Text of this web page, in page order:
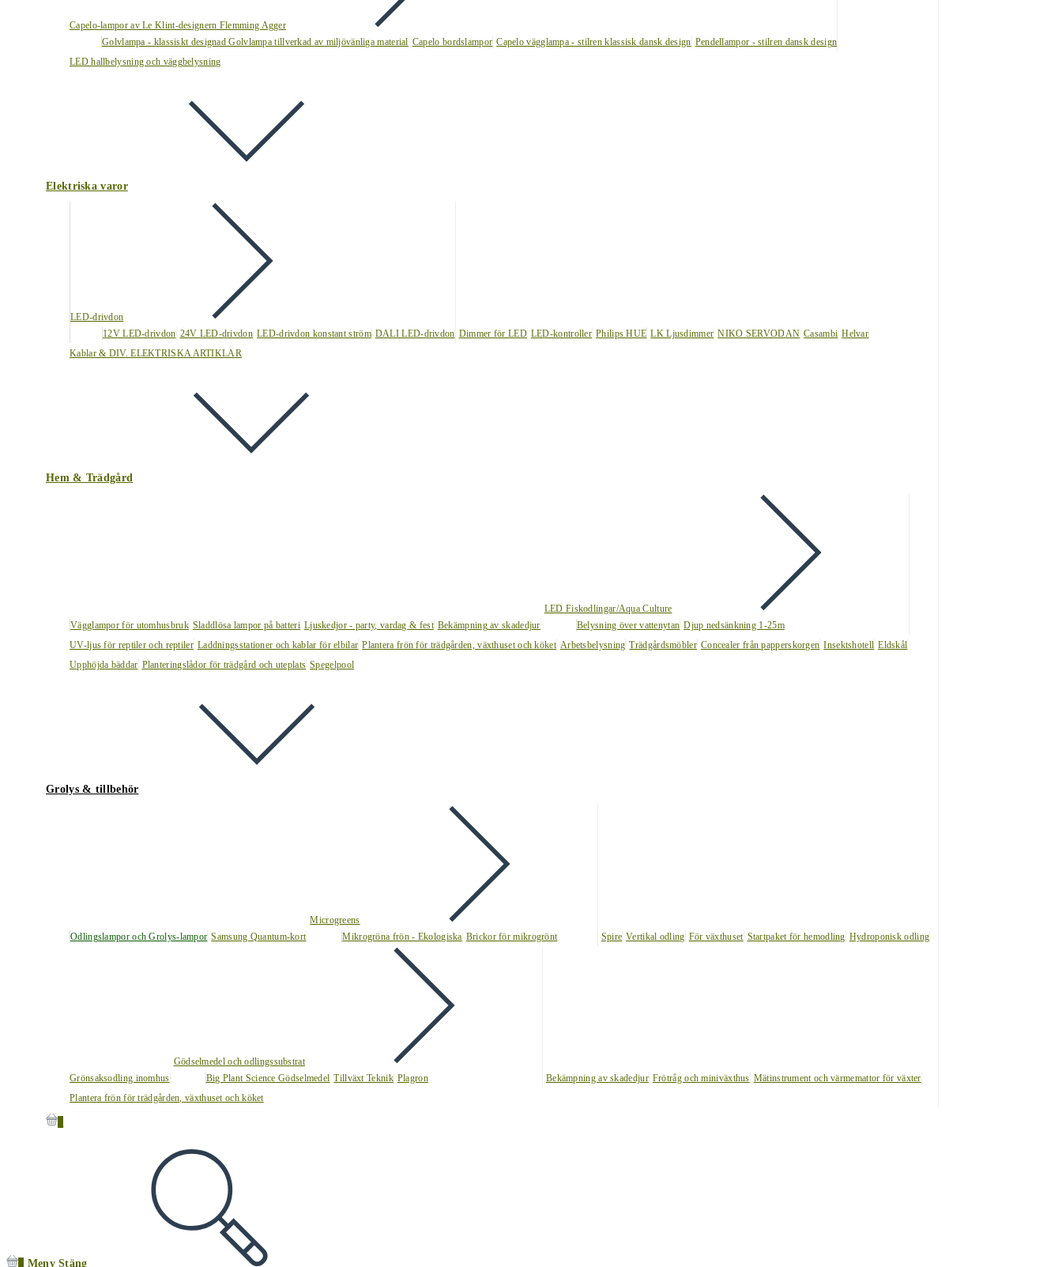
Capelo-lampor av Le Klint-designern Flemming Agger
Golvlampa - klassiskt designad Golvlampa tillverkad av miljövänliga material Capelo bordslampor Capelo vägglampa - stilren klassisk dansk design Pendellampor - stilren dansk design
LED hallbelysning och väggbelysning
Elektriska varor
LED-drivdon
12V LED-drivdon 24V LED-drivdon LED-drivdon konstant ström DALI LED-drivdon Dimmer för LED LED-kontroller Philips HUE LK Ljusdimmer NIKO SERVODAN Casambi Helvar
Kablar & DIV. ELEKTRISKA ARTIKLAR
Hem & Trädgård
Vägglampor för utomhusbruk Sladdlösa lampor på batteri Ljuskedjor - party, vardag & fest Bekämpning av skadedjur
LED Fiskodlingar/Aqua Culture
Belysning över vattenytan Djup nedsänkning 1-25m
UV-ljus för reptiler och reptiler Laddningsstationer och kablar för elbilar Plantera frön för trädgården, växthuset och köket Arbetsbelysning Trädgårdsmöbler Concealer från papperskorgen Insektshotell Eldskål
Upphöjda bäddar Planteringslådor för trädgård och uteplats Spegelpool
Grolys & tillbehör
Odlingslampor och Grolys-lampor Samsung Quantum-kort
Microgreens
Mikrogröna frön - Ekologiska Brickor för mikrogrönt Spire Vertikal odling För växthuset Startpaket för hemodling Hydroponisk odling
Grönsaksodling inomhus
Gödselmedel och odlingssubstrat
Big Plant Science Gödselmedel Tillväxt Teknik Plagron Bekämpning av skadedjur Frötråg och miniväxthus Mätinstrument och värmemattor för växter
Plantera frön för trädgården, växthuset och köket
Meny Stäng